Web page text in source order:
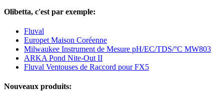
Olibetta, c'est par exemple:
Fluval
Europet Maison Coréenne
Milwaukee Instrument de Mesure pH/EC/TDS/°C MW803
ARKA Pond Nite-Out II
Fluval Ventouses de Raccord pour FX5
Nouveaux produits: